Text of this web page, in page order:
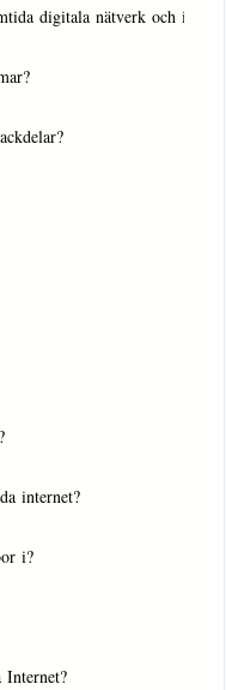
digitala nätverk och
internet?
i?